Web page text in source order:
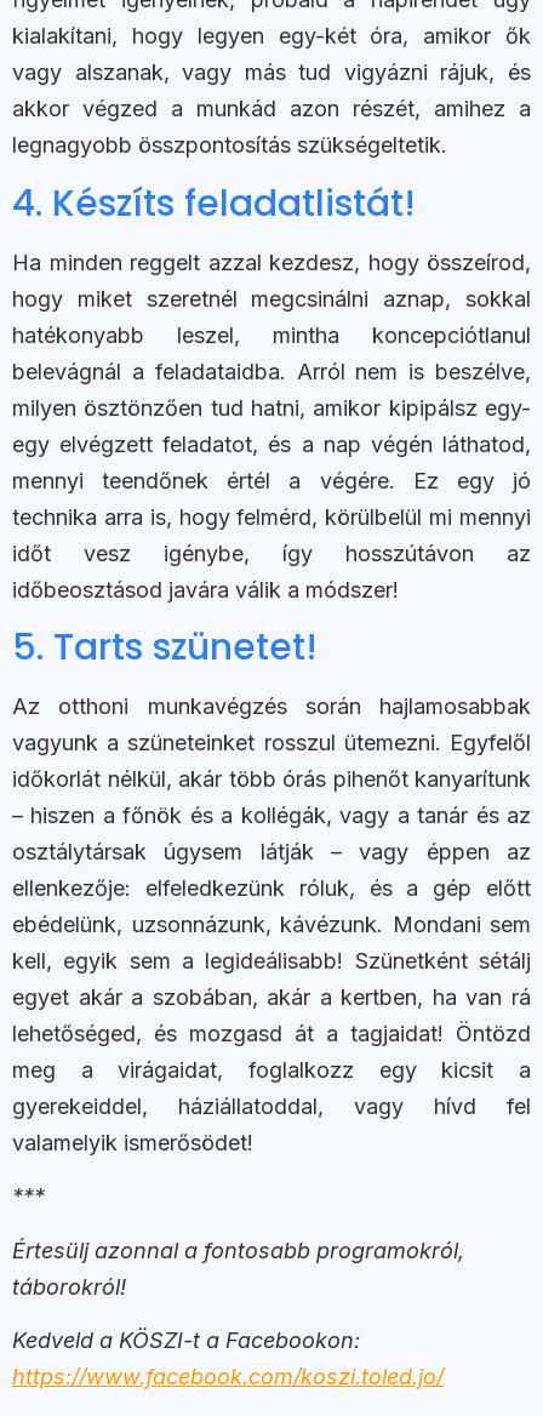
kialakítani, hogy legyen egy-két óra, amikor ők
vagy alszanak, vagy más tud vigyázni rájuk, és
akkor végzed a munkád azon részét, amihez a
legnagyobb összpontosítás szükségeltetik.
4. Készíts feladatlistát!
Ha minden reggelt azzal kezdesz, hogy összeírod,
hogy miket szeretnél megcsinálni aznap, sokkal
hatékonyabb leszel, mintha koncepciótlanul
belevágnál a feladataidba. Arról nem is beszélve,
milyen ösztönzően tud hatni, amikor kipipálsz egy-
egy elvégzett feladatot, és a nap végén láthatod,
mennyi teendőnek értél a végére. Ez egy jó
technika arra is, hogy felmérd, körülbelül mi mennyi
időt vesz igénybe, így hosszútávon az
időbeosztásod javára válik a módszer!
5. Tarts szünetet!
Az otthoni munkavégzés során hajlamosabbak
vagyunk a szüneteinket rosszul ütemezni. Egyfelől
időkorlát nélkül, akár több órás pihenőt kanyarítunk
– hiszen a főnök és a kollégák, vagy a tanár és az
osztálytársak úgysem látják – vagy éppen az
ellenkezője: elfeledkezünk róluk, és a gép előtt
ebédelünk, uzsonnázunk, kávézunk. Mondani sem
kell, egyik sem a legideálisabb! Szünetként sétálj
egyet akár a szobában, akár a kertben, ha van rá
lehetőséged, és mozgasd át a tagjaidat! Öntözd
meg a virágaidat, foglalkozz egy kicsit a
gyerekeiddel, háziállatoddal, vagy hívd fel
valamelyik ismerősödet!
***
Értesülj azonnal a fontosabb programokról,
táborokról!
Kedveld a KÖSZI-t a Facebookon:
https://www.facebook.com/koszi.toled.jo/